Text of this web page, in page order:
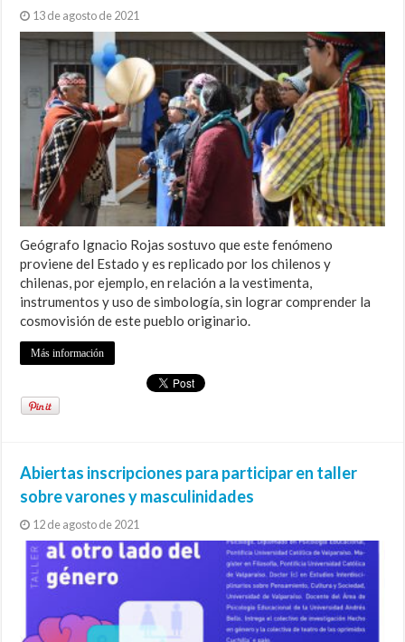
13 de agosto de 2021
Geógrafo Ignacio Rojas sostuvo que este fenómeno
proviene del Estado y es replicado por los chilenos y
chilenas, por ejemplo, en relación a la vestimenta,
instrumentos y uso de simbología, sin lograr comprender la
cosmovisión de este pueblo originario.
Más información
Abiertas inscripciones para participar en taller
sobre varones y masculinidades
12 de agosto de 2021